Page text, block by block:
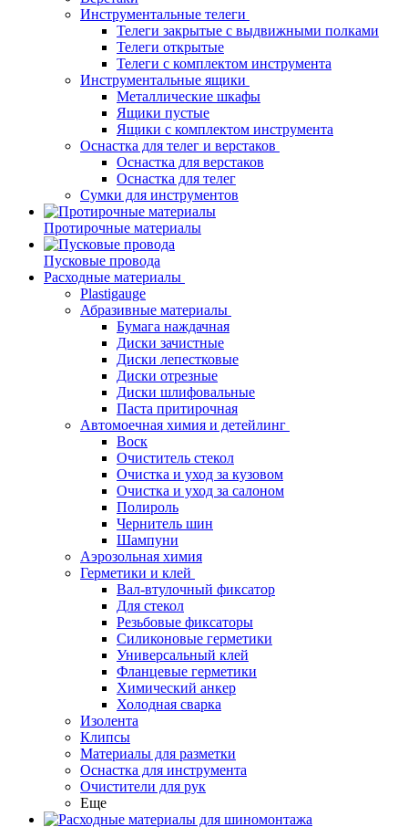
Инструментальные телеги
Телеги закрытые с выдвижными полками
Телеги открытые
Телеги с комплектом инструмента
Инструментальные ящики
Металлические шкафы
Ящики пустые
Ящики с комплектом инструмента
Оснастка для телег и верстаков
Оснастка для верстаков
Оснастка для телег
Сумки для инструментов
Протирочные материалы
Пусковые провода
Расходные материалы
Plastigauge
Абразивные материалы
Бумага наждачная
Диски зачистные
Диски лепестковые
Диски отрезные
Диски шлифовальные
Паста притирочная
Автомоечная химия и детейлинг
Воск
Очиститель стекол
Очистка и уход за кузовом
Очистка и уход за салоном
Полироль
Чернитель шин
Шампуни
Аэрозольная химия
Герметики и клей
Вал-втулочный фиксатор
Для стекол
Резьбовые фиксаторы
Силиконовые герметики
Универсальный клей
Фланцевые герметики
Химический анкер
Холодная сварка
Изолента
Клипсы
Материалы для разметки
Оснастка для инструмента
Очистители для рук
Еще